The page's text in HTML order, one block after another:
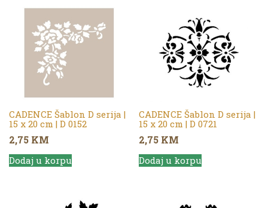
CADENCE Šablon D serija |
15 x 20 cm | D 0152
2,75 KM
Dodaj u korpu
CADENCE Šablon D serija |
15 x 20 cm | D 0721
2,75 KM
Dodaj u korpu